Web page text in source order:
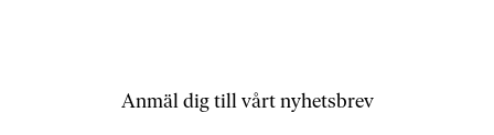
Anmäl dig till vårt nyhetsbrev